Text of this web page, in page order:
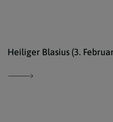
Heiliger Blasius (3.